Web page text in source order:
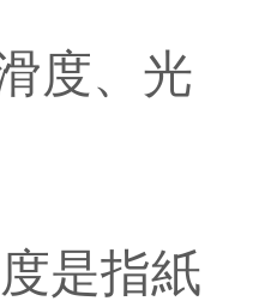
度、光
是指紙